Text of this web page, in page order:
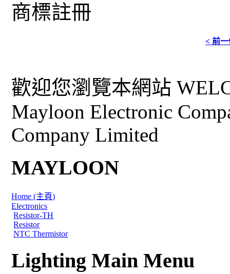
商標註冊
< 前一
歡迎您瀏覽本網站
Mayloon Electronic
Company Limited
MAYLOON
Home (主頁)
Electronics
Resistor-TH
Resistor
NTC Thermistor
Lighting Main Menu